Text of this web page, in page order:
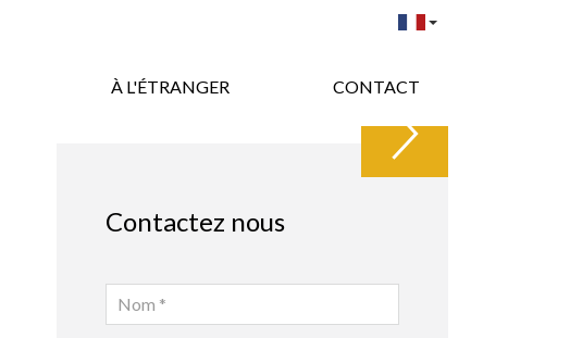
À L'ÉTRANGER CONTACT
Contactez nous